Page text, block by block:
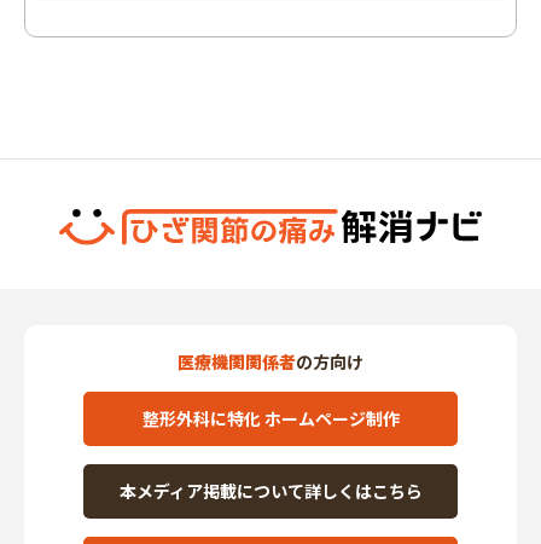
医療機関関係者の方向け
整形外科に特化 ホームページ制作
本メディア掲載について詳しくはこちら